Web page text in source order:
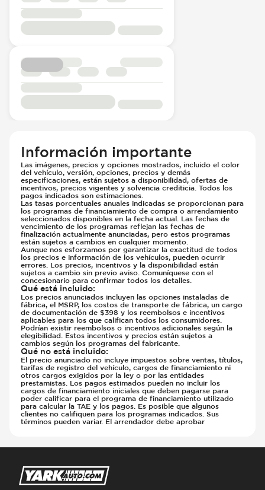
Información importante
Las imágenes, precios y opciones mostrados, incluido el color
del vehículo, versión, opciones, precios y demás
especificaciones, están sujetos a disponibilidad, ofertas de
incentivos, precios vigentes y solvencia crediticia. Todos los
pagos indicados son estimaciones.
Las tasas porcentuales anuales indicadas se proporcionan para
los programas de financiamiento de compra o arrendamiento
seleccionados disponibles en la fecha actual. Las fechas de
vencimiento de los programas reflejan las fechas de
finalización actualmente anunciadas, pero estos programas
están sujetos a cambios en cualquier momento.
Aunque nos esforzamos por garantizar la exactitud de todos
los precios e información de los vehículos, pueden ocurrir
errores. Los precios, incentivos y la disponibilidad están
sujetos a cambio sin previo aviso. Comuníquese con el
concesionario para confirmar todos los detalles.
Qué está incluido:
Los precios anunciados incluyen las opciones instaladas de
fábrica, el MSRP, los costos de transporte de fábrica, un cargo
de documentación de $398 y los reembolsos e incentivos
aplicables para los que califican todos los consumidores.
Podrían existir reembolsos o incentivos adicionales según la
elegibilidad. Estos incentivos y precios están sujetos a
cambios según los programas del fabricante.
Qué no está incluido:
El precio anunciado no incluye impuestos sobre ventas, títulos,
tarifas de registro del vehículo, cargos de financiamiento ni
otros cargos exigidos por la ley o por las entidades
prestamistas. Los pagos estimados pueden no incluir los
cargos de financiamiento iniciales que deben pagarse para
poder calificar para el programa de financiamiento utilizado
para calcular la TAE y los pagos. Es posible que algunos
clientes no califiquen para los programas indicados. Sus
términos pueden variar. El arrendador debe aprobar